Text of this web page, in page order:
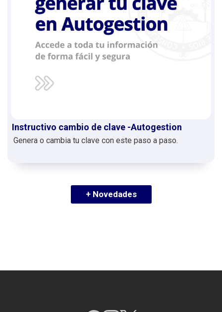
Instructivo cambio de clave -Autogestion
Genera o cambia tu clave con este paso a paso.
+ Novedades